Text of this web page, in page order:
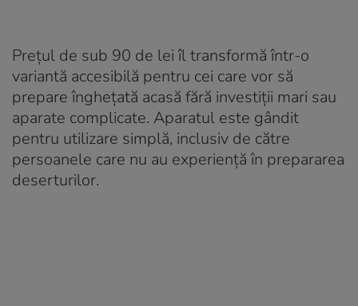
Prețul de sub 90 de lei îl transformă într-o
variantă accesibilă pentru cei care vor să
prepare înghețată acasă fără investiții mari sau
aparate complicate. Aparatul este gândit
pentru utilizare simplă, inclusiv de către
persoanele care nu au experiență în prepararea
deserturilor.